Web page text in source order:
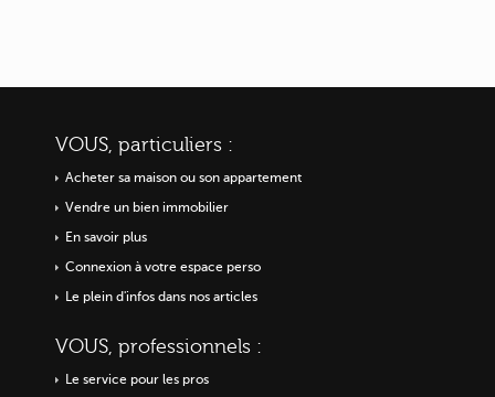
VOUS, particuliers :
Acheter sa maison ou son appartement
Vendre un bien immobilier
En savoir plus
Connexion à votre espace perso
Le plein d'infos dans nos articles
VOUS, professionnels :
Le service pour les pros